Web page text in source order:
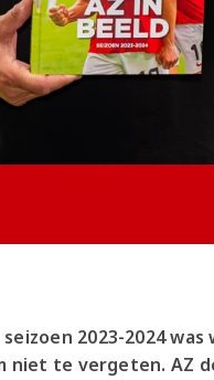
Jong AZ
Seizoenkaart
2023-2024 was
niet te vergeten. AZ